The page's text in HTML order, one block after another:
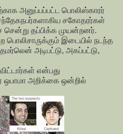
அனுப்பப்பட்ட பொலிஸ்காரர்
சகோதரர்கள்
சென்று தப்பிக்க முயன்றனர்.
பொலிசாருக்கும் இடையில் நடந்த
அடிபட்டு, அகப்பட்டு,
என்பது
ஒபாமா அறிக்கை ஒன்றில்